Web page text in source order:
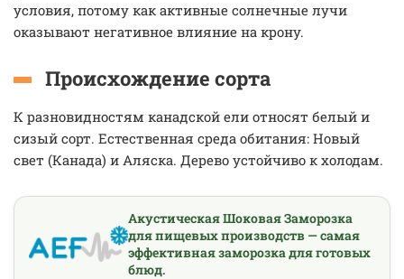
условия, потому как активные солнечные лучи
оказывают негативное влияние на крону.
Происхождение сорта
К разновидностям канадской ели относят белый и
сизый сорт. Естественная среда обитания: Новый
свет (Канада) и Аляска. Дерево устойчиво к холодам.
Акустическая Шоковая Заморозка
для пищевых производств — самая
эффективная заморозка для готовых
блюд.